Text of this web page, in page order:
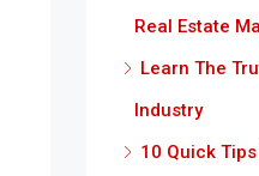
Real Estate
Learn The
Industry
10 Quick